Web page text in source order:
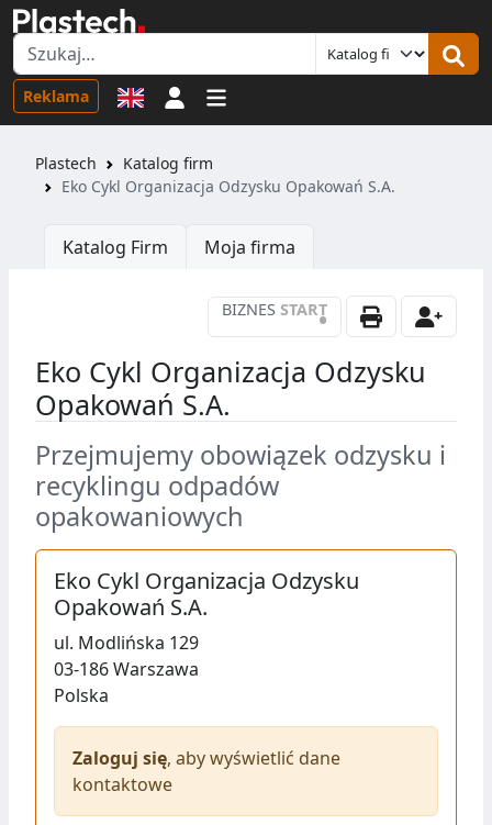
Reklama Logowanie
Plastech
Katalog firm
Eko Cykl Organizacja Odzysku Opakowań S.A.
Katalog Firm Moja firma
BIZNES START
•
Eko Cykl Organizacja Odzysku
Opakowań S.A.
Przejmujemy obowiązek odzysku i
recyklingu odpadów
opakowaniowych
Eko Cykl Organizacja Odzysku
Opakowań S.A.
ul. Modlińska 129
03-186Warszawa
Polska
Zaloguj się, aby wyświetlić dane
kontaktowe